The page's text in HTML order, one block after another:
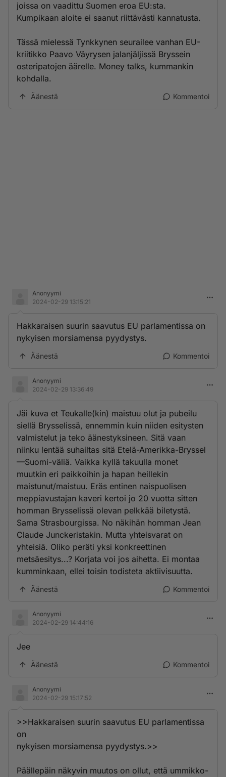
joissa on vaadittu Suomen eroa EU:sta.
Kumpikaan aloite ei saanut riittävästi kannatusta.
Tässä mielessä Tynkkynen seurailee vanhan EU-
kriitikko Paavo Väyrysen jalanjäljissä Bryssein
osteripatojen äärelle. Money talks, kummankin
kohdalla.
Äänestä Kommentoi
Anonyymi
2024-02-29 13:15:21
Hakkaraisen suurin saavutus EU parlamentissa on
nykyisen morsiamensa pyydystys.
Äänestä Kommentoi
Anonyymi
2024-02-29 13:36:49
Jäi kuva et Teukalle(kin) maistuu olut ja pubeilu
siellä Brysselissä, ennemmin kuin niiden esitysten
valmistelut ja teko äänestyksineen. Sitä vaan
niinku lentää suhailtas sitä Etelä-Amerikka-Bryssel
—Suomi-väliä. Vaikka kyllä takuulla monet
muutkin eri paikkoihin ja hapan heillekin
maistunut/maistuu. Eräs entinen naispuolisen
meppiavustajan kaveri kertoi jo 20 vuotta sitten
homman Brysselissä olevan pelkkää biletystä.
Sama Strasbourgissa. No näkihän homman Jean
Claude Junckeristakin. Mutta yhteisvarat on
yhteisiä. Oliko peräti yksi konkreettinen
metsäesitys...? Korjata voi jos aihetta. Ei montaa
kumminkaan, ellei toisin todisteta aktiivisuutta.
Äänestä Kommentoi
Anonyymi
2024-02-29 14:44:16
Jee
Äänestä Kommentoi
Anonyymi
2024-02-29 15:17:52
>>Hakkaraisen suurin saavutus EU parlamentissa
on
nykyisen morsiamensa pyydystys.>>
Päällepäin näkyvin muutos on ollut, että ummikko-